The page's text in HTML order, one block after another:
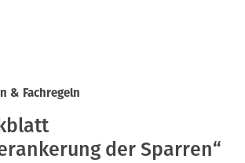
& Fachregeln
der Sparren“